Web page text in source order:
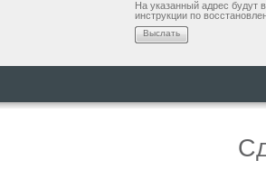
На указанный адрес будут
инструкции по
Выслать